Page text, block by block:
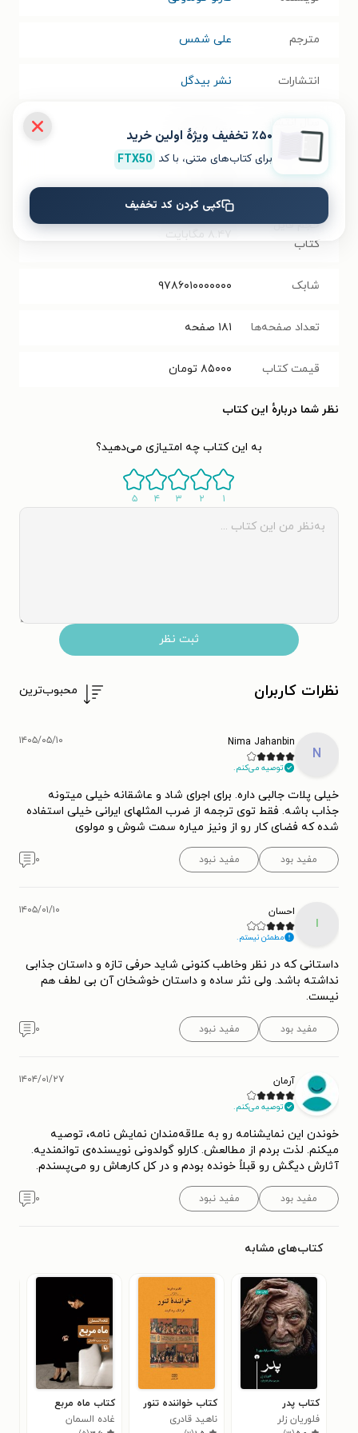
مترجم علی شمس
انتشارات نشر بیدگل
نسخه فیزیکی
۱۳۹۶/۱۰/۲۷
حجم فایل
کتاب
۸.۴۷ مگابایت
شابک ۹۷۸۶۰۱۰۰۰۰۰۰۰
تعداد صفحه‌ها ۱۸۱ صفحه
قیمت کتاب ۸۵۰۰۰ تومان
نظر شما دربارهٔ این کتاب
به این کتاب چه امتیازی می‌دهید؟
۱ ۲ ۳ ۴ ۵
ثبت نظر
نظرات کاربران محبوب‌ترین
N
Nima Jahanbin
توصیه می‌کنم.
۱۴۰۵/۰۵/۱۰
خیلی پلات جالبی داره. برای اجرای شاد و عاشقانه خیلی میتونه
جذاب باشه. فقط توی ترجمه از ضرب المثلهای ایرانی خیلی استفاده
شده که فضای کار رو از ونیز میاره سمت شوش و مولوی
مفید بود مفید نبود ۰
ا
احسان
مطمئن نیستم.
۱۴۰۵/۰۱/۱۰
داستانی که در نظر وخاطب کنونی شاید حرفی تازه و داستان جذابی
نداشته باشد. ولی نثر ساده و داستان خوشخان آن بی لطف هم
نیست.
مفید بود مفید نبود ۰
آرمان
توصیه می‌کنم.
۱۴۰۴/۰۱/۲۷
خوندن این نمایشنامه رو به علاقه‌مندان نمایش نامه، توصیه
میکنم. لذت بردم از مطالعش. کارلو گولدونی نویسنده‌ی توانمندیه.
آثارش دیگش رو قبلاً خونده بودم و در کل کارهاش رو می‌پسندم.
مفید بود مفید نبود ۰
کتاب‌های مشابه
کتاب پدر
فلوریان زلر
کتاب خواننده تنور
ناهید قادری
کتاب ماه مربع
غاده السمان
٪۵۰ تخفیف ویژۀ اولین خرید
برای کتاب‌های متنی، با کد FTX50
کپی کردن کد تخفیف